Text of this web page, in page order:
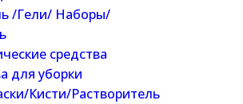
/Гели/ Наборы/
средства
для уборки
Кисти/Растворитель